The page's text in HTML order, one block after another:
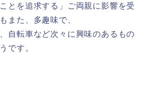
とを追求する」ご両親に影響を受
また、多趣味で、
自転車など次々に興味のあるもの
です。